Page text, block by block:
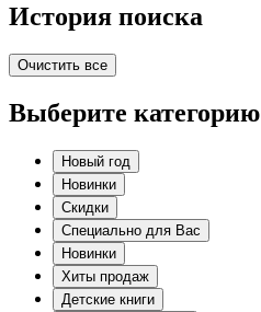
История поиска
Очистить все
Выберите категорию
Новый год
Новинки
Скидки
Специально для Вас
Новинки
Хиты продаж
Детские книги